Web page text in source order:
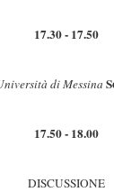
17.30 - 17.50
di Messina
17.50 - 18.00
DISCUSSIONE